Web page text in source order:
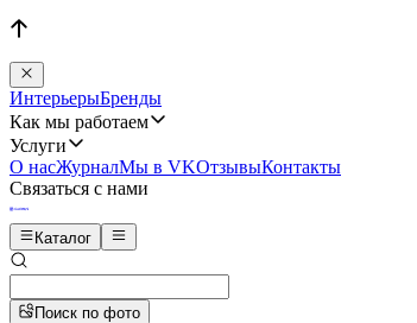
ИнтерьерыБренды
Как мы работаем
Услуги
О насЖурналМы в VKОтзывыКонтакты
Связаться с нами
Каталог
Поиск по фото